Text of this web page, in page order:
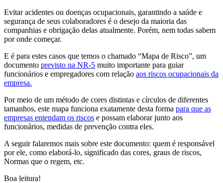
Evitar acidentes ou doenças ocupacionais, garantindo a saúde e
segurança de seus colaboradores é o desejo da maioria das
companhias e obrigação delas atualmente. Porém, nem todas sabem
por onde começar.
E é para estes casos que temos o chamado “Mapa de Risco”, um
documento previsto na NR-5 muito importante para guiar
funcionários e empregadores com relação aos riscos ocupacionais da
empresa.
Por meio de um método de cores distintas e círculos de diferentes
tamanhos, este mapa funciona exatamente desta forma para que as
empresas entendam os riscos e possam elaborar junto aos
funcionários, medidas de prevenção contra eles.
A seguir falaremos mais sobre este documento: quem é responsável
por ele, como elaborá-lo, significado das cores, graus de riscos,
Normas que o regem, etc.
Boa leitura!